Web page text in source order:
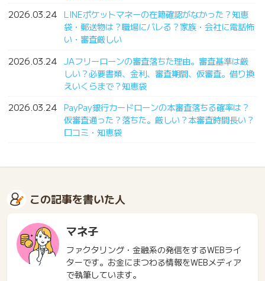
2026.03.24 LINEポケットマネーの在籍確認がなかった？知恵
袋・郵送物は？職場にバレる？家族・会社に電話怖
い・審査厳しい
2026.03.24 JAフリーローンの審査落ちた理由。審査基準は厳
しい？必要書類、金利、審査期間、仮審査。借り換
えいくらまで？知恵袋
2026.03.24 PayPay銀行カードローンの本審査落ちる確率は？
仮審査通った？落ちた。厳しい？本審査時間長い？
口コミ・知恵袋
この記事を書いた人
マネ子
ファクタリング・金融系の発信をするWEBライ
ターです。お金にまつわる情報をWEBメディア
で執筆しています。